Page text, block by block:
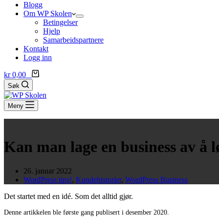
Blogg
Om WP Skolen
Betingelser
Hjelp
Samarbeidspartnere
Kontakt
Logg inn
Handlekurv
kr0,00
Søk
Meny
Kan man lage en business av å
26. januar 2022
WordPress tips!, Kundehistorier, WordPress Business
Det startet med en idé. Som det alltid gjør.
Denne artikkelen ble første gang publisert i desember 2020.